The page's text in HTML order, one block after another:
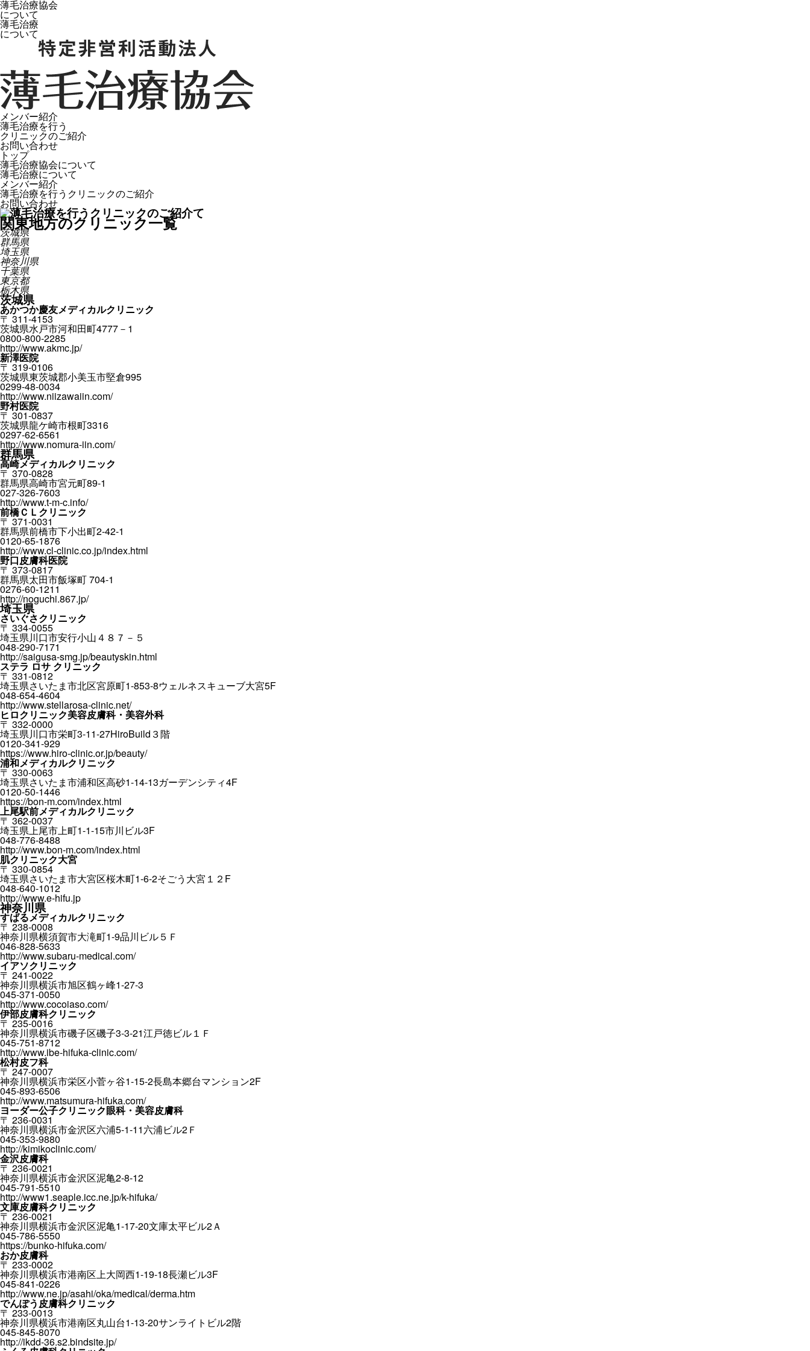
薄毛治療協会
について
薄毛治療
について
メンバー紹介
薄毛治療を行う
クリニックのご紹介
お問い合わせ
トップ
薄毛治療協会について
薄毛治療について
メンバー紹介
薄毛治療を行うクリニックのご紹介
お問い合わせ
関東地方のクリニック一覧
茨城県
群馬県
埼玉県
神奈川県
千葉県
東京都
栃木県
茨城県
あかつか慶友メディカルクリニック
〒 311-4153
茨城県水戸市河和田町4777－1
0800-800-2285
http://www.akmc.jp/
新澤医院
〒 319-0106
茨城県東茨城郡小美玉市堅倉995
0299-48-0034
http://www.niizawaiin.com/
野村医院
〒 301-0837
茨城県龍ケ崎市根町3316
0297-62-6561
http://www.nomura-iin.com/
群馬県
高崎メディカルクリニック
〒 370-0828
群馬県高崎市宮元町89-1
027-326-7603
http://www.t-m-c.info/
前橋ＣＬクリニック
〒 371-0031
群馬県前橋市下小出町2-42-1
0120-65-1876
http://www.cl-clinic.co.jp/index.html
野口皮膚科医院
〒 373-0817
群馬県太田市飯塚町 704-1
0276-60-1211
http://noguchi.867.jp/
埼玉県
さいぐさクリニック
〒 334-0055
埼玉県川口市安行小山４８７－５
048-290-7171
http://saigusa-smg.jp/beautyskin.html
ステラ ロサ クリニック
〒 331-0812
埼玉県さいたま市北区宮原町1-853-8ウェルネスキューブ大宮5F
048-654-4604
http://www.stellarosa-clinic.net/
ヒロクリニック美容皮膚科・美容外科
〒 332-0000
埼玉県川口市栄町3-11-27HiroBuild３階
0120-341-929
https://www.hiro-clinic.or.jp/beauty/
浦和メディカルクリニック
〒 330-0063
埼玉県さいたま市浦和区高砂1-14-13ガーデンシティ4F
0120-50-1446
https://bon-m.com/index.html
上尾駅前メディカルクリニック
〒 362-0037
埼玉県上尾市上町1-1-15市川ビル3F
048-776-8488
http://www.bon-m.com/index.html
肌クリニック大宮
〒 330-0854
埼玉県さいたま市大宮区桜木町1-6-2そごう大宮１２F
048-640-1012
http://www.e-hifu.jp
神奈川県
すばるメディカルクリニック
〒 238-0008
神奈川県横須賀市大滝町1-9品川ビル５Ｆ
046-828-5633
http://www.subaru-medical.com/
イアソクリニック
〒 241-0022
神奈川県横浜市旭区鶴ヶ峰1-27-3
045-371-0050
http://www.cocoiaso.com/
伊部皮膚科クリニック
〒 235-0016
神奈川県横浜市磯子区磯子3-3-21江戸徳ビル１Ｆ
045-751-8712
http://www.ibe-hifuka-clinic.com/
松村皮フ科
〒 247-0007
神奈川県横浜市栄区小菅ヶ谷1-15-2長島本郷台マンション2F
045-893-6506
http://www.matsumura-hifuka.com/
ヨーダー公子クリニック眼科・美容皮膚科
〒 236-0031
神奈川県横浜市金沢区六浦5-1-11六浦ビル2Ｆ
045-353-9880
http://kimikoclinic.com/
金沢皮膚科
〒 236-0021
神奈川県横浜市金沢区泥亀2-8-12
045-791-5510
http://www1.seaple.icc.ne.jp/k-hifuka/
文庫皮膚科クリニック
〒 236-0021
神奈川県横浜市金沢区泥亀1-17-20文庫太平ビル2Ａ
045-786-5550
https://bunko-hifuka.com/
おか皮膚科
〒 233-0002
神奈川県横浜市港南区上大岡西1-19-18長瀬ビル3F
045-841-0226
http://www.ne.jp/asahi/oka/medical/derma.htm
でんぽう皮膚科クリニック
〒 233-0013
神奈川県横浜市港南区丸山台1-13-20サンライトビル2階
045-845-8070
http://ikdd-36.s2.bindsite.jp/